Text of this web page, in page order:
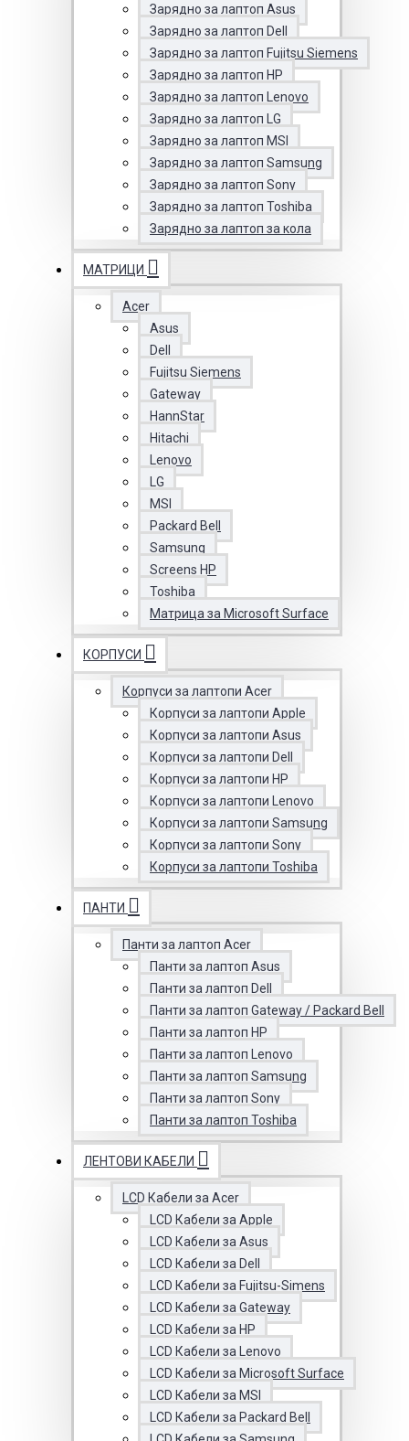
Зарядно за лаптоп Asus
Зарядно за лаптоп Dell
Зарядно за лаптоп Fujitsu Siemens
Зарядно за лаптоп HP
Зарядно за лаптоп Lenovo
Зарядно за лаптоп LG
Зарядно за лаптоп MSI
Зарядно за лаптоп Samsung
Зарядно за лаптоп Sony
Зарядно за лаптоп Toshiba
Зарядно за лаптоп за кола
МАТРИЦИ
Acer
Asus
Dell
Fujitsu Siemens
Gateway
HannStar
Hitachi
Lenovo
LG
MSI
Packard Bell
Samsung
Screens HP
Toshiba
Матрица за Microsoft Surface
КОРПУСИ
Корпуси за лаптопи Acer
Корпуси за лаптопи Apple
Корпуси за лаптопи Asus
Корпуси за лаптопи Dell
Корпуси за лаптопи HP
Корпуси за лаптопи Lenovo
Корпуси за лаптопи Samsung
Корпуси за лаптопи Sony
Корпуси за лаптопи Toshiba
ПАНТИ
Панти за лаптоп Acer
Панти за лаптоп Asus
Панти за лаптоп Dell
Панти за лаптоп Gateway / Packard Bell
Панти за лаптоп HP
Панти за лаптоп Lenovo
Панти за лаптоп Samsung
Панти за лаптоп Sony
Панти за лаптоп Toshiba
ЛЕНТОВИ КАБЕЛИ
LCD Кабели за Acer
LCD Кабели за Apple
LCD Кабели за Asus
LCD Кабели за Dell
LCD Кабели за Fujitsu-Simens
LCD Кабели за Gateway
LCD Кабели за HP
LCD Кабели за Lenovo
LCD Кабели за Microsoft Surface
LCD Кабели за MSI
LCD Кабели за Packard Bell